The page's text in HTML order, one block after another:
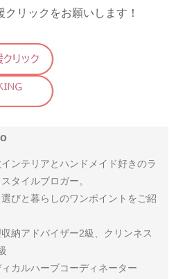
リックをお願いします！
ンテリアとハンドメイド好きのラ
タイルブロガー。
びと暮らしのワンポイントをご紹
納アドバイザー2級、クリンネス
ィカルハーブコーディネーター